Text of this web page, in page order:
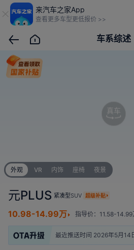
来汽车之家App
查看更多车型更低报价 >>
车系综述
真车
外观 VR 内饰 座椅 夜景
元PLUS 紧凑型SUV 超级补贴
10.98-14.99万 指导价：11.58-14.99
最近推送时间 2026年5月14